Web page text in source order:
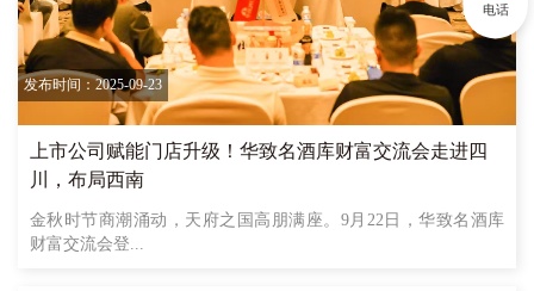
发布时间：2025-09-23
上市公司赋能门店升级！华致名酒库财富交流会走进四
川，布局西南
金秋时节商潮涌动，天府之国高朋满座。9月22日，华致名酒库
财富交流会登...
电话